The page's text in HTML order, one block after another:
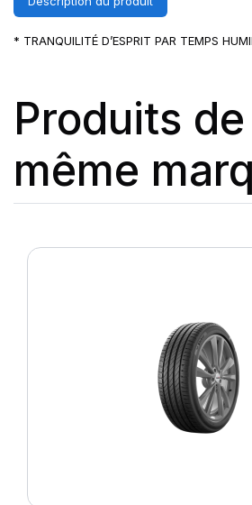
* TRANQUILITÉ D’ESPRIT PAR TEMPS
Produits
même